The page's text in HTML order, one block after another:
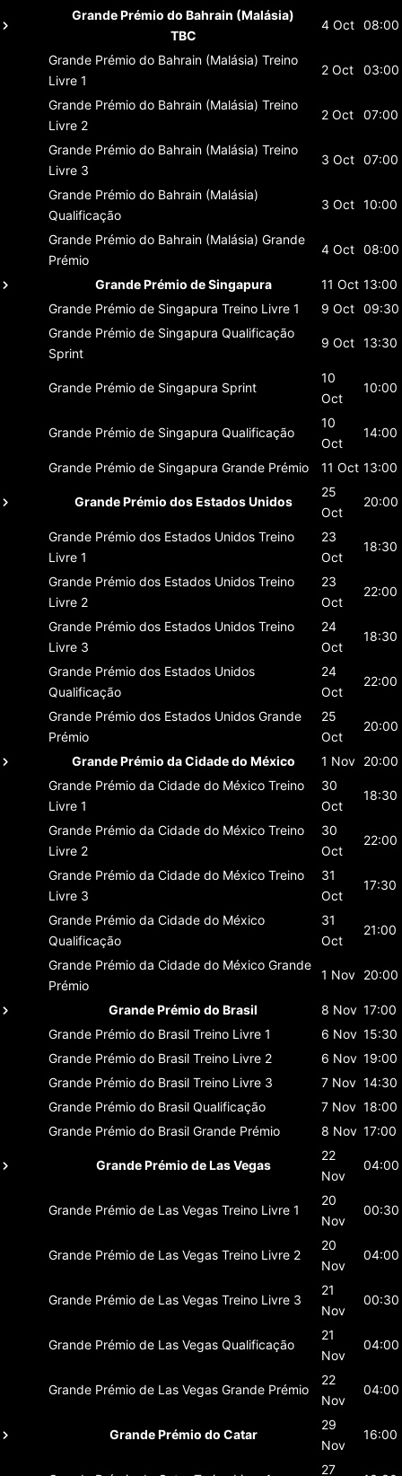
Grande Prémio do Bahrain (Malásia)
TBC
4 Oct 08:00
Grande Prémio do Bahrain (Malásia) Treino
Livre 1
2 Oct 03:00
Grande Prémio do Bahrain (Malásia) Treino
Livre 2
2 Oct 07:00
Grande Prémio do Bahrain (Malásia) Treino
Livre 3
3 Oct 07:00
Grande Prémio do Bahrain (Malásia)
Qualificação
3 Oct 10:00
Grande Prémio do Bahrain (Malásia) Grande
Prémio
4 Oct 08:00
Grande Prémio de Singapura 11 Oct 13:00
Grande Prémio de Singapura Treino Livre 1 9 Oct 09:30
Grande Prémio de Singapura Qualificação
Sprint
9 Oct 13:30
Grande Prémio de Singapura Sprint
10
Oct
10:00
Grande Prémio de Singapura Qualificação
10
Oct
14:00
Grande Prémio de Singapura Grande Prémio 11 Oct 13:00
Grande Prémio dos Estados Unidos
25
Oct
20:00
Grande Prémio dos Estados Unidos Treino
Livre 1
23
Oct
18:30
Grande Prémio dos Estados Unidos Treino
Livre 2
23
Oct
22:00
Grande Prémio dos Estados Unidos Treino
Livre 3
24
Oct
18:30
Grande Prémio dos Estados Unidos
Qualificação
24
Oct
22:00
Grande Prémio dos Estados Unidos Grande
Prémio
25
Oct
20:00
Grande Prémio da Cidade do México 1 Nov 20:00
Grande Prémio da Cidade do México Treino
Livre 1
30
Oct
18:30
Grande Prémio da Cidade do México Treino
Livre 2
30
Oct
22:00
Grande Prémio da Cidade do México Treino
Livre 3
31
Oct
17:30
Grande Prémio da Cidade do México
Qualificação
31
Oct
21:00
Grande Prémio da Cidade do México Grande
Prémio
1 Nov 20:00
Grande Prémio do Brasil 8 Nov 17:00
Grande Prémio do Brasil Treino Livre 1 6 Nov 15:30
Grande Prémio do Brasil Treino Livre 2 6 Nov 19:00
Grande Prémio do Brasil Treino Livre 3 7 Nov 14:30
Grande Prémio do Brasil Qualificação 7 Nov 18:00
Grande Prémio do Brasil Grande Prémio 8 Nov 17:00
Grande Prémio de Las Vegas
22
Nov
04:00
Grande Prémio de Las Vegas Treino Livre 1
20
Nov
00:30
Grande Prémio de Las Vegas Treino Livre 2
20
Nov
04:00
Grande Prémio de Las Vegas Treino Livre 3
21
Nov
00:30
Grande Prémio de Las Vegas Qualificação
21
Nov
04:00
Grande Prémio de Las Vegas Grande Prémio
22
Nov
04:00
Grande Prémio do Catar
29
Nov
16:00
27